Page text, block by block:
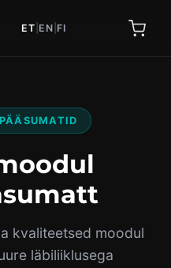
ET EN FI
kvaliteetsed moodul
läbiliiklusega